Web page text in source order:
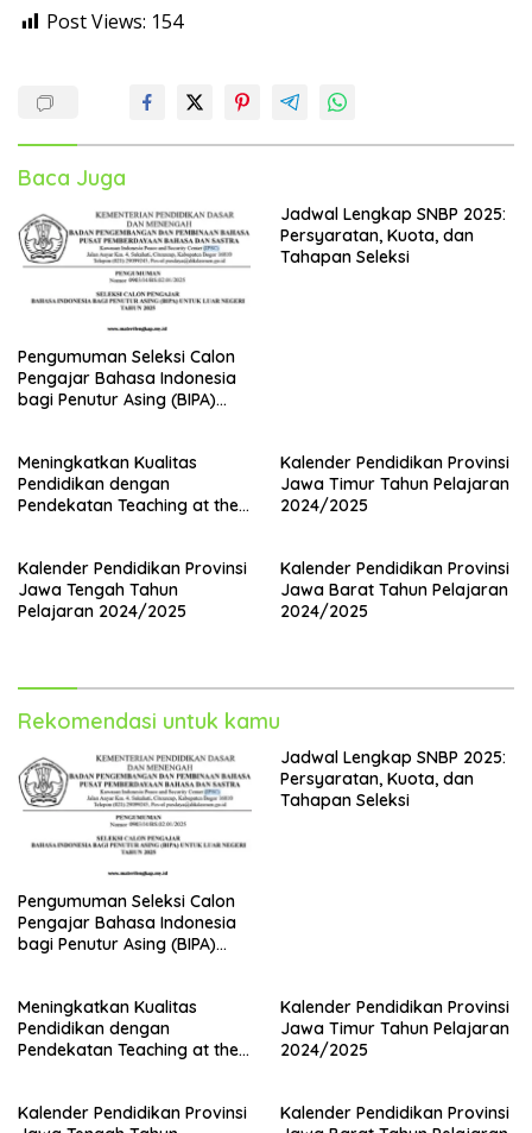
Post Views: 154
Baca Juga
Pengumuman Seleksi Calon
Pengajar Bahasa Indonesia
bagi Penutur Asing (BIPA)
Jadwal Lengkap SNBP 2025:
Persyaratan, Kuota, dan
Tahapan Seleksi
Meningkatkan Kualitas
Pendidikan dengan
Pendekatan Teaching at the
Kalender Pendidikan Provinsi
Jawa Timur Tahun Pelajaran
2024/2025
Kalender Pendidikan Provinsi
Jawa Tengah Tahun
Pelajaran 2024/2025
Kalender Pendidikan Provinsi
Jawa Barat Tahun Pelajaran
2024/2025
Rekomendasi untuk kamu
Pengumuman Seleksi Calon
Pengajar Bahasa Indonesia
bagi Penutur Asing (BIPA)
Jadwal Lengkap SNBP 2025:
Persyaratan, Kuota, dan
Tahapan Seleksi
Meningkatkan Kualitas
Pendidikan dengan
Pendekatan Teaching at the
Kalender Pendidikan Provinsi
Jawa Timur Tahun Pelajaran
2024/2025
Kalender Pendidikan Provinsi
Kalender Pendidikan Provinsi